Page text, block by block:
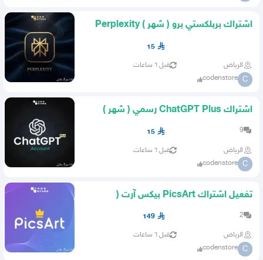
اشتراك بربلكستي برو ( شهر ) Perplexity
15
الرياض قبل ٦ ساعات
C
codenstore
اشتراك ChatGPT Plus رسمي ( شهر )
شات جي بي تي بلس كود ستور
9
15
الرياض قبل ٦ ساعات
C
codenstore
تفعيل اشتراك PicsArt بيكس آرت (
2
149
الرياض قبل ٦ ساعات
C
codenstore